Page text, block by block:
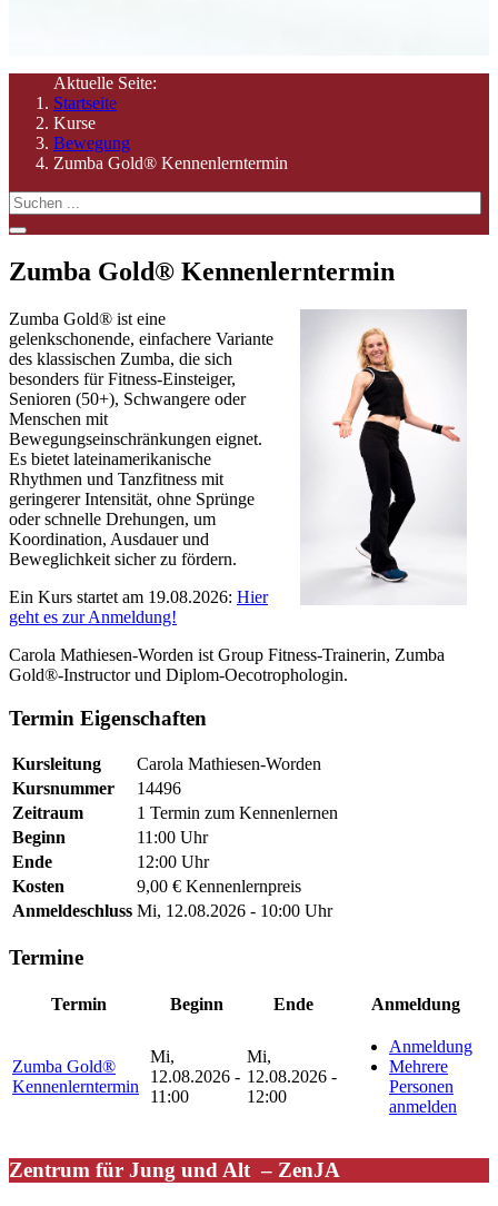
Aktuelle Seite:
Startseite
Kurse
Bewegung
Zumba Gold® Kennenlerntermin
Zumba Gold® Kennenlerntermin
Zumba Gold® ist eine
gelenkschonende, einfachere Variante
des klassischen Zumba, die sich
besonders für Fitness-Einsteiger,
Senioren (50+), Schwangere oder
Menschen mit
Bewegungseinschränkungen eignet.
Es bietet lateinamerikanische
Rhythmen und Tanzfitness mit
geringerer Intensität, ohne Sprünge
oder schnelle Drehungen, um
Koordination, Ausdauer und
Beweglichkeit sicher zu fördern.
Ein Kurs startet am 19.08.2026: Hier
geht es zur Anmeldung!
Carola Mathiesen-Worden ist Group Fitness-Trainerin, Zumba
Gold®-Instructor und Diplom-Oecotrophologin.
Termin Eigenschaften
Kursleitung
Carola Mathiesen-Worden
Kursnummer
14496
Zeitraum
1 Termin zum Kennenlernen
Beginn
11:00 Uhr
Ende
12:00 Uhr
Kosten
9,00 € Kennenlernpreis
Anmeldeschluss Mi, 12.08.2026 - 10:00 Uhr
Termine
Termin Beginn Ende Anmeldung
Zumba Gold®
Kennenlerntermin
Mi,
12.08.2026 -
11:00
Mi,
12.08.2026 -
12:00
Anmeldung
Mehrere
Personen
anmelden
Zentrum für Jung und Alt – ZenJA